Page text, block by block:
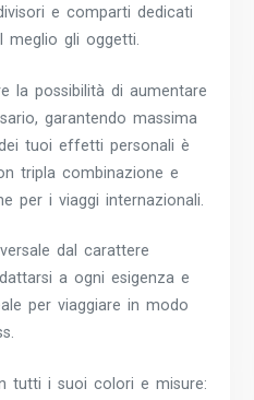
e comparti dedicati
meglio gli oggetti.
la possibilità di aumentare
garantendo massima
tuoi effetti personali è
tripla combinazione e
per i viaggi internazionali.
dal carattere
a ogni esigenza e
per viaggiare in modo
tutti i suoi colori e misure: